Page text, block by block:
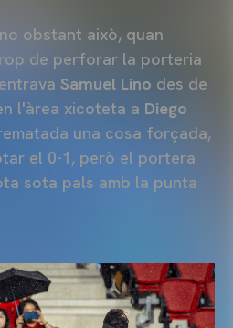
obstant això, quan
de perforar la porteria
Samuel Lino des de
l'àrea xicoteta a Diego
una cosa forçada,
el 0-1, però el portera
sota pals amb la punta